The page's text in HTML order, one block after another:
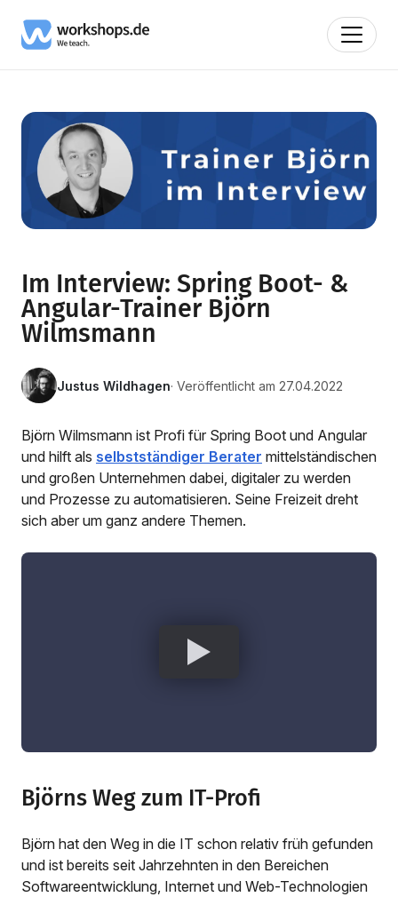
Im Interview: Spring Boot- &
Angular-Trainer Björn
Wilmsmann
Justus Wildhagen· Veröffentlicht am 27.04.2022
Björn Wilmsmann ist Profi für Spring Boot und Angular
und hilft als selbstständiger Berater mittelständischen
und großen Unternehmen dabei, digitaler zu werden
und Prozesse zu automatisieren. Seine Freizeit dreht
sich aber um ganz andere Themen.
Björns Weg zum IT-Profi
Björn hat den Weg in die IT schon relativ früh gefunden
und ist bereits seit Jahrzehnten in den Bereichen
Softwareentwicklung, Internet und Web-Technologien